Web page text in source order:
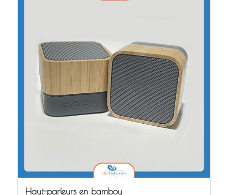
Haut-parleurs en bambou